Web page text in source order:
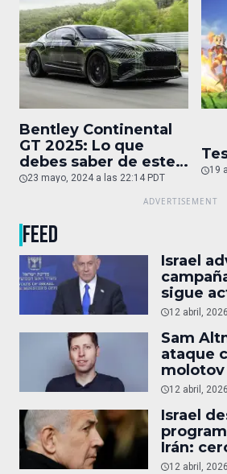
Bentley Continental
GT 2025: Lo que
debes saber de este
auto de superlujo
23 mayo, 2024 a las 22:14 PDT
19
FEED
Israel
sigue
12 abril,
Sam
ataque
molotov
12 abril,
Israel
Irán:
12 abril,